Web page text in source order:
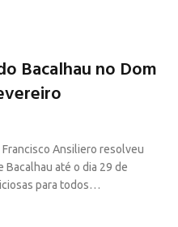
Bacalhau no Dom
Ansiliero resolveu
até o dia 29 de
para todos…